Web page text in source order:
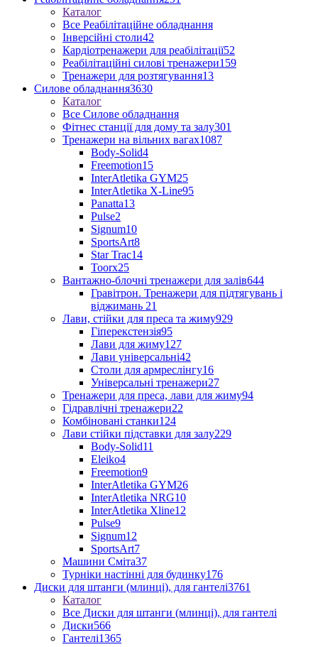
Каталог
Все Реабілітаційне обладнання
Інверсійні столи42
Кардіотренажери для реабілітації52
Реабілітаційні силові тренажери159
Тренажери для розтягування13
Силове обладнання3630
Каталог
Все Силове обладнання
Фітнес станції для дому та залу301
Тренажери на вільних вагах1087
Body-Solid4
Freemotion15
InterAtletika GYM25
InterAtletika X-Line95
Panatta13
Pulse2
Signum10
SportsArt8
Star Trac14
Toorx25
Вантажно-блочні тренажери для залів644
Гравітрон. Тренажери для підтягувань і
віджимань 21
Лави, стійки для преса та жиму929
Гіперекстензія95
Лави для жиму127
Лави універсальні42
Столи для армреслінгу16
Універсальні тренажери27
Тренажери для преса, лави для жиму94
Гідравлічні тренажери22
Комбіновані станки124
Лави стійки підставки для залу229
Body-Solid11
Eleiko4
Freemotion9
InterAtletika GYM26
InterAtletika NRG10
InterAtletika Xline12
Pulse9
Signum12
SportsArt7
Машини Сміта37
Турніки настінні для будинку176
Диски для штанги (млинці), для гантелі3761
Каталог
Все Диски для штанги (млинці), для гантелі
Диски566
Гантелі1365